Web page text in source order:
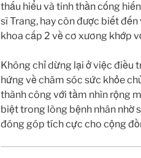
thấu hiểu và tinh thần cống
sĩ Trang, hay còn được biết
khoa cấp 2 về cơ xương khớp
Không chỉ dừng lại ở việc điều
hứng về chăm sóc sức khỏe
thành công với tầm nhìn rộng
biệt trong lòng bệnh nhân nhờ
đóng góp tích cực cho cộng